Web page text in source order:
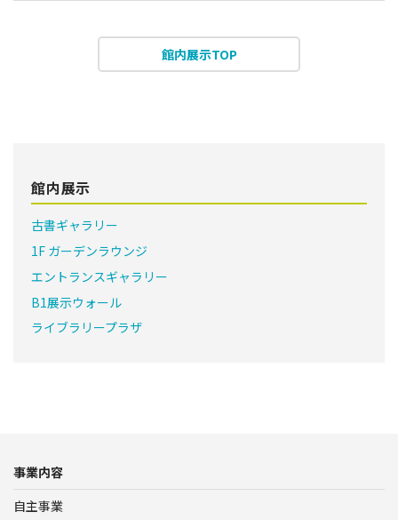
館内展示TOP
館内展示
古書ギャラリー
1F ガーデンラウンジ
エントランスギャラリー
B1展示ウォール
ライブラリープラザ
事業内容
自主事業